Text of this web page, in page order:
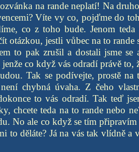
na rande neplatí! Na
Víte vy co, pojďme do
co z toho bude. Jenom teda
otázkou, jestli vůbec na to rande
to pak zrušil a dostali jsme se
co když vás odradí právě to,
Tak se podívejte, prostě na
chybná úvaha. Z čeho
to vás odradí. Tak teď
chcete teda na to rande nebo
No ale co když se tím připravím
to děláte? Já na vás tak vlídně a